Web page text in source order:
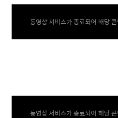
동영상 서비스가 종료되어 해당
동영상 서비스가 종료되어 해당